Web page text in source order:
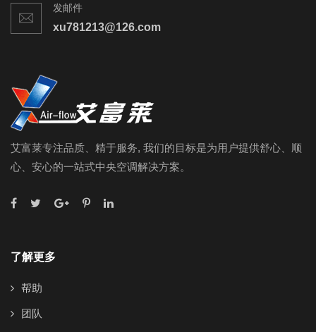
发邮件
xu781213@126.com
艾富莱专注品质、精于服务, 我们的目标是为用户提供舒心、顺
心、安心的一站式中央空调解决方案。
了解更多
帮助
团队